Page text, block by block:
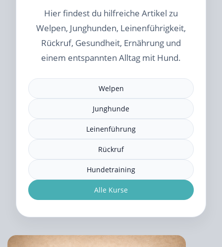
Hier findest du hilfreiche Artikel zu
Welpen, Junghunden, Leinenführigkeit,
Rückruf, Gesundheit, Ernährung und
einem entspannten Alltag mit Hund.
Welpen
Junghunde
Leinenführung
Rückruf
Hundetraining
Alle Kurse